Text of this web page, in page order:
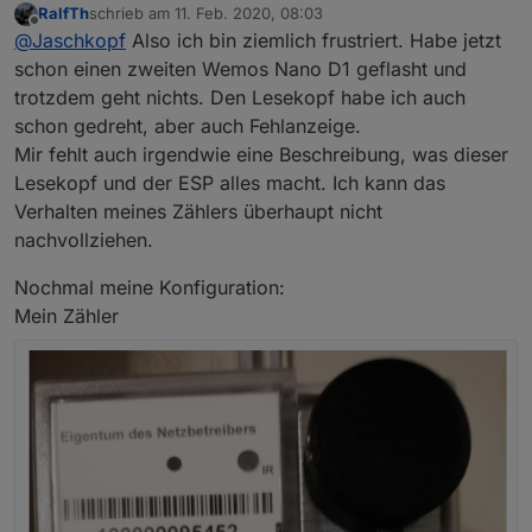
selbst nochmal nachschlagen gerade.
Aber das sich dein Skript immer wieder deaktiviert
ist nicht richtig. Ich hatte den Fall bei mir auch mal
und musste die Firmware neu flashen. Scheint ein
Bug zu sein. Vergiss nur nicht den CFG_HOLDER zu
verändern bevor du neu compilierst, wie in der
Anleitung beschrieben.
Gruß Jaschkopf
Offline
RalfThschrieb am 11. Feb. 2020, 08:03
zuletzt editiert von
@Jaschkopf Also ich bin ziemlich frustriert. Habe jetzt
schon einen zweiten Wemos Nano D1 geflasht und
trotzdem geht nichts. Den Lesekopf habe ich auch
schon gedreht, aber auch Fehlanzeige.
Mir fehlt auch irgendwie eine Beschreibung, was dieser
Lesekopf und der ESP alles macht. Ich kann das
Verhalten meines Zählers überhaupt nicht
nachvollziehen.
Nochmal meine Konfiguration:
Mein Zähler